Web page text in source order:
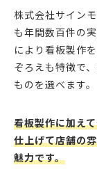
株式会社サイン
も年間数百件の
により看板製作
ぞろえも特徴で
ものを選べます。
看板製作に加え
仕上げて店舗の
魅力です。